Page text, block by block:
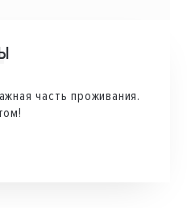
часть проживания.